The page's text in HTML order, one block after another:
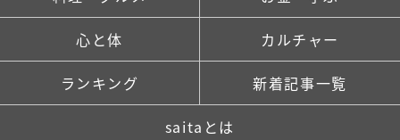
心と体 カルチャー
ランキング 新着記事一覧
saitaとは